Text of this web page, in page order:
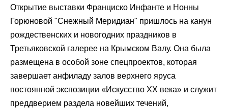
Открытие выставки Франциско Инфанте и Нонны
Горюновой "Снежный Меридиан" пришлось на канун
рождественских и новогодних праздников в
Третьяковской галерее на Крымском Валу. Она была
размещена в особой зоне спецпроектов, которая
завершает анфиладу залов верхнего яруса
постоянной экспозиции «Искусство ХХ века» и служит
преддверием раздела новейших течений,